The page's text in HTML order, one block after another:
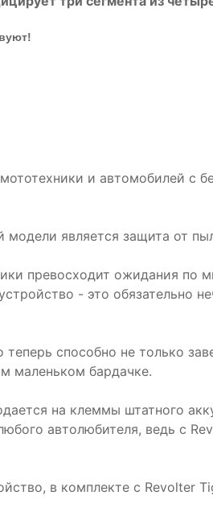
и автомобилей с
является защита от
превосходит ожидания по
- это обязательно
способно не только
маленьком бардачке.
на клеммы штатного
автолюбителя, ведь с
в комплекте с Revolter